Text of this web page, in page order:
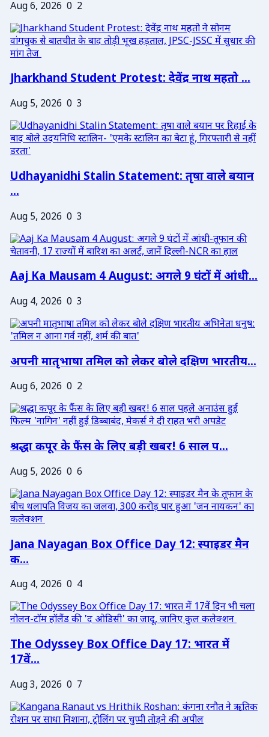
Aug 6, 2026 0 2
Jharkhand Student Protest: देवेंद्र नाथ महतो ...
Aug 5, 2026 0 3
Udhayanidhi Stalin Statement: तृषा वाले बयान
...
Aug 5, 2026 0 3
Aaj Ka Mausam 4 August: अगले 9 घंटों में आंधी...
Aug 4, 2026 0 3
अपनी मातृभाषा तमिल को लेकर बोले दक्षिण भारतीय...
Aug 6, 2026 0 2
श्रद्धा कपूर के फैंस के लिए बड़ी खबर! 6 साल प...
Aug 5, 2026 0 6
Jana Nayagan Box Office Day 12: स्पाइडर मैन
क...
Aug 4, 2026 0 4
The Odyssey Box Office Day 17: भारत में
17वें...
Aug 3, 2026 0 7